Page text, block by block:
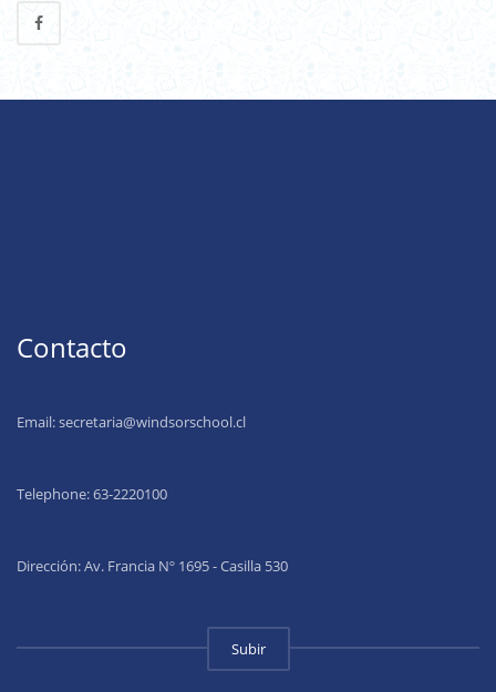
Contacto
Email:secretaria@windsorschool.cl
Telephone: 63-2220100
Dirección: Av. Francia Nº 1695 - Casilla 530
Subir